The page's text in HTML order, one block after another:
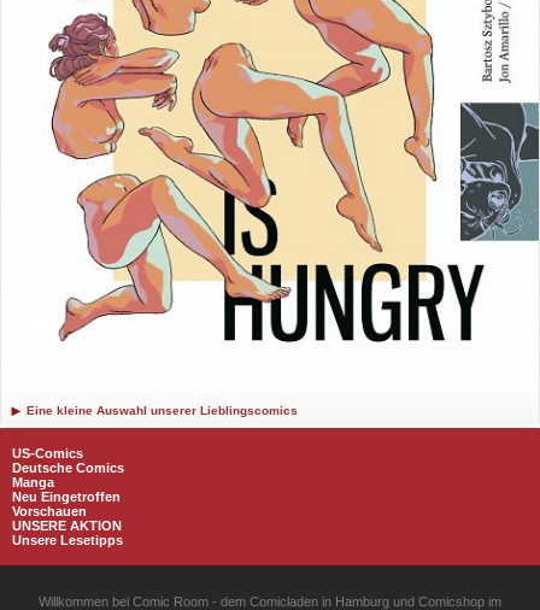
Eine kleine Auswahl unserer Lieblingscomics
US-Comics
Deutsche Comics
Manga
Neu Eingetroffen
Vorschauen
UNSERE AKTION
Unsere Lesetipps
Willkommen bei Comic Room - dem Comicladen in Hamburg und Comicshop im